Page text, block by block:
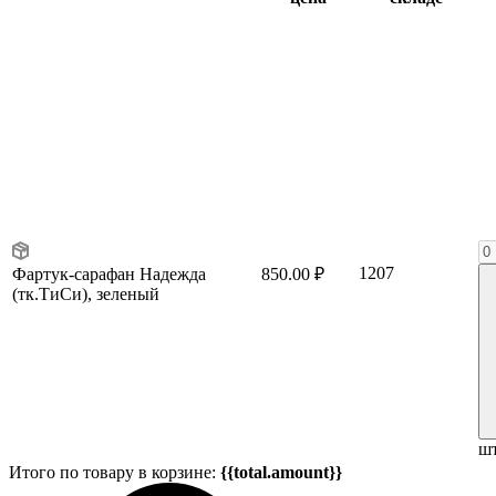
Фартук-сарафан Надежда
(тк.ТиСи), зеленый
850.00 ₽ 1207
Итого по товару в корзине: {{total.amount}}